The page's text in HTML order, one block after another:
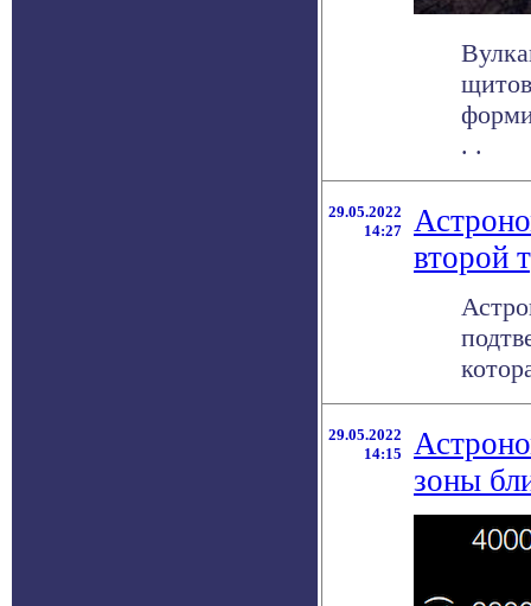
. .
29.05.2022
14:27
второй
29.05.2022
14:15
зоны